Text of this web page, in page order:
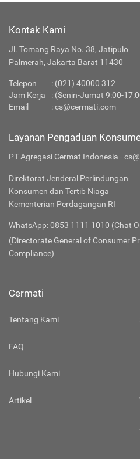
Kontak Kami
Jl. Tomang Raya No. 38, Jatipulo
Palmerah, Jakarta Barat 11430
Telepon : (021) 40000 312
Jam Kerja
: (Senin-Jumat 9:00-
Email
:cs@cermati.com
Layanan Pengaduan
PT Agregasi Cermat Indonesia -
Direktorat Jenderal Perlindungan
Konsumen dan Tertib Niaga
Kementerian Perdagangan RI
WhatsApp: 0853 1111 1010 (Chat
(Directorate General of Consumer
Compliance)
Cermati
Tentang Kami
FAQ
Hubungi Kami
Artikel